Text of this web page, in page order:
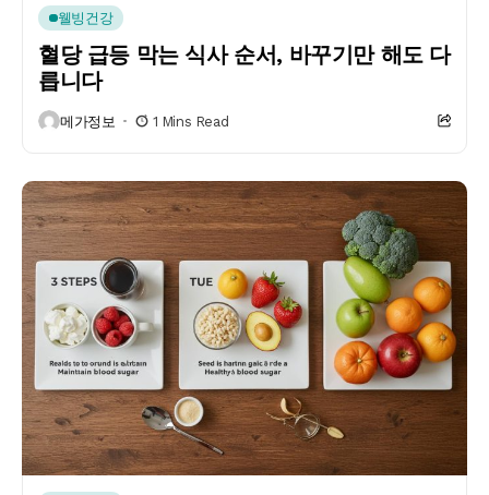
웰빙건강
혈당 급등 막는 식사 순서, 바꾸기만 해도 다
릅니다
메가정보 1 Mins Read